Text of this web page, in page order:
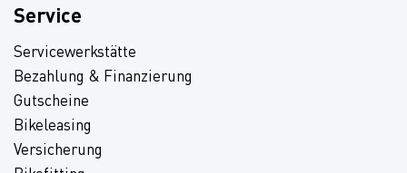
Service
Servicewerkstätte
Bezahlung & Finanzierung
Gutscheine
Bikeleasing
Versicherung